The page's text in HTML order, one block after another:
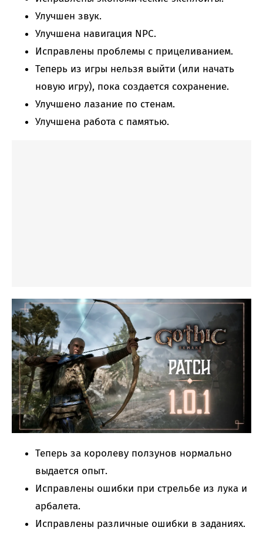
Улучшен звук.
Улучшена навигация NPC.
Исправлены проблемы с прицеливанием.
Теперь из игры нельзя выйти (или начать
новую игру), пока создается сохранение.
Улучшено лазание по стенам.
Улучшена работа с памятью.
Теперь за королеву ползунов нормально
выдается опыт.
Исправлены ошибки при стрельбе из лука и
арбалета.
Исправлены различные ошибки в заданиях.